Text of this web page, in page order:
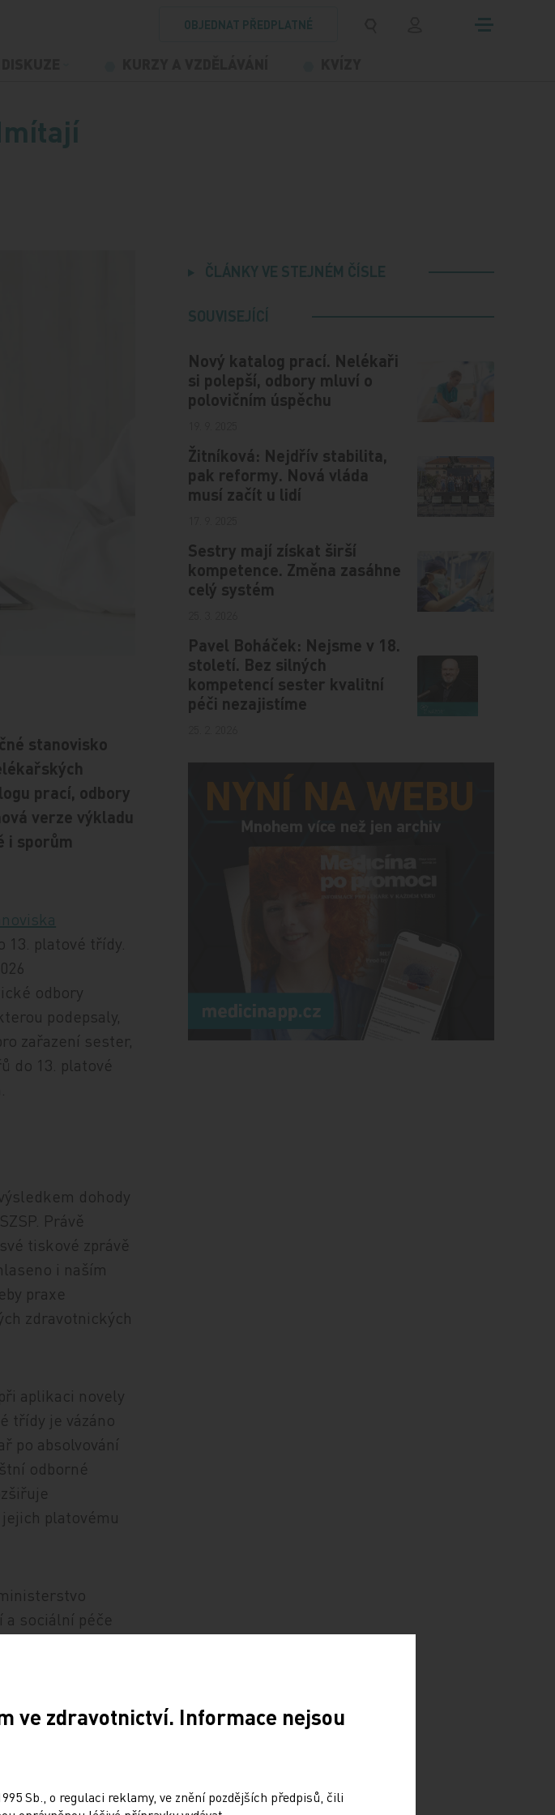
OBJEDNAT PŘEDPLATNÉ
stanovisko
prací, odbory
verze výkladu
i sporům
13. platové třídy.
odbory
podepsaly,
zařazení sester,
do 13. platové
dohody
Právě
tiskové zprávě
i naším
praxe
zdravotnických
aplikaci novely
třídy je vázáno
po absolvování
odborné
platovému
a sociální péče
nebyla
svaz v tiskové
dál
ČLÁNKY VE STEJNÉM ČÍSLE
SOUVISEJÍCÍ
Nový katalog prací. Nelékaři
si polepší, odbory mluví o
polovičním úspěchu
Žitníková: Nejdřív stabilita,
pak reformy. Nová vláda
musí začít u lidí
Sestry mají získat širší
kompetence. Změna zasáhne
celý systém
Pavel Boháček: Nejsme v 18.
století. Bez silných
kompetencí sester kvalitní
péči nezajistíme
ve zdravotnictví. Informace nejsou
Sb., o regulaci reklamy, ve znění pozdějších předpisů, čili